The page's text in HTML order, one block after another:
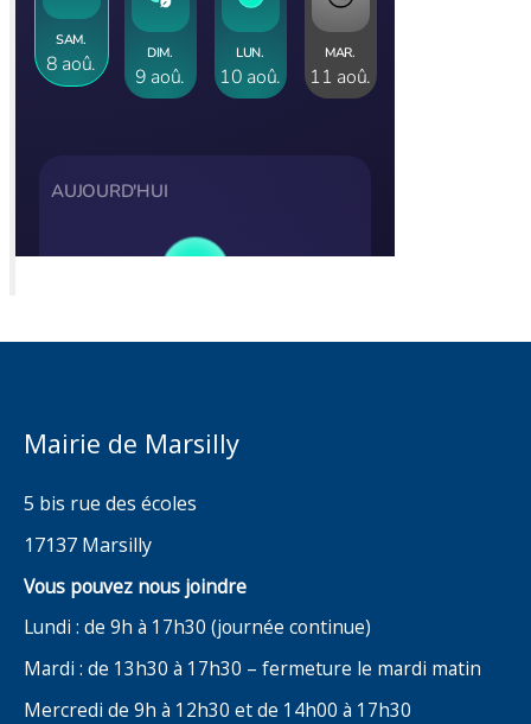
Mairie de Marsilly
5 bis rue des écoles
17137 Marsilly
Vous pouvez nous joindre
Lundi : de 9h à 17h30 (journée continue)
Mardi : de 13h30 à 17h30 – fermeture le mardi matin
Mercredi de 9h à 12h30 et de 14h00 à 17h30